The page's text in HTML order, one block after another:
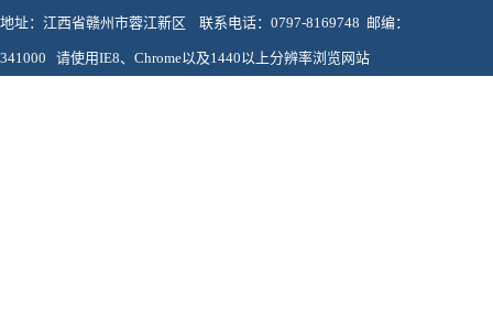
地址：江西省赣州市蓉江新区 联系电话：0797-8169748 邮编：
341000 请使用IE8、Chrome以及1440以上分辨率浏览网站